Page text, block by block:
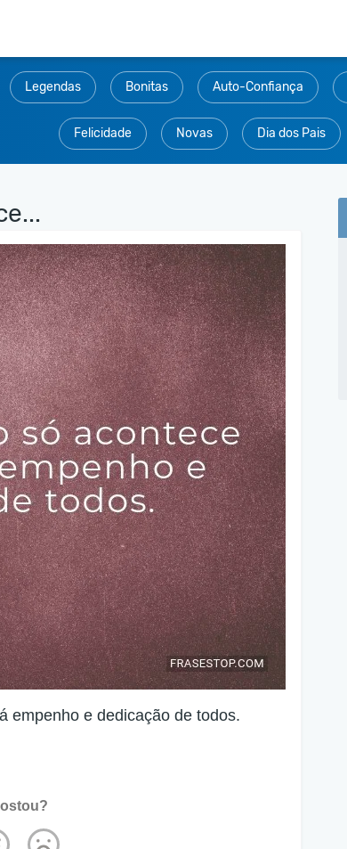
Legendas Bonitas Auto-Confiança
Felicidade Novas Dia dos Pais
empenho e dedicação de todos.